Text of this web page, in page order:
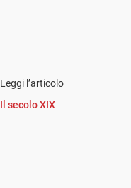
Leggi l’articolo
Il secolo XIX